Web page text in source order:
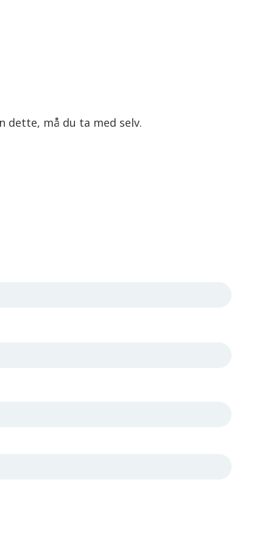
dette, må du ta med selv.